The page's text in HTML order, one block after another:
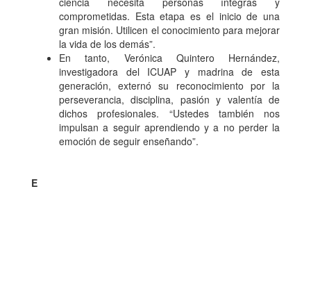
comprometidas. Esta etapa es el inicio de una
gran misión. Utilicen el conocimiento para mejorar
la vida de los demás”.
En tanto, Verónica Quintero Hernández,
investigadora del ICUAP y madrina de esta
generación, externó su reconocimiento por la
perseverancia, disciplina, pasión y valentía de
dichos profesionales. “Ustedes también nos
impulsan a seguir aprendiendo y a no perder la
emoción de seguir enseñando”.
E